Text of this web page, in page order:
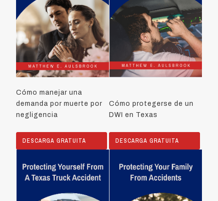
Cómo manejar una
demanda por muerte por
negligencia
DESCARGA GRATUITA
Cómo protegerse de un
DWI en Texas
DESCARGA GRATUITA